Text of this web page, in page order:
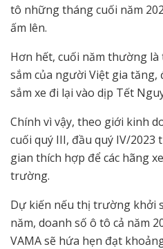
tô những tháng cuối năm
ấm lên.
Hơn hết, cuối năm thường
sắm của người Việt gia tăng,
sắm xe đi lại vào dịp Tết
Chính vì vậy, theo giới kinh
cuối quý III, đầu quý IV/
gian thích hợp để các hãng
trường.
Dự kiến nếu thị trường khởi
năm, doanh số ô tô cả năm
VAMA sẽ hứa hẹn đạt